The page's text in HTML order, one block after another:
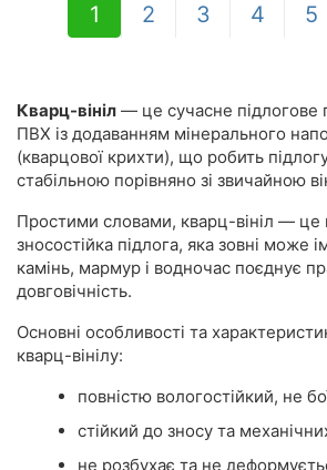
1 2 3 4 5
Кварц-вініл — це сучасне підлогове
ПВХ із додаванням мінерального
(кварцової крихти), що робить
стабільною порівняно зі звичайною
Простими словами, кварц-вініл — це
зносостійка підлога, яка зовні може
камінь, мармур і водночас поєднує
довговічність.
Основні особливості та
кварц-вінілу:
повністю вологостійкий, не
стійкий до зносу та
не розбухає та не